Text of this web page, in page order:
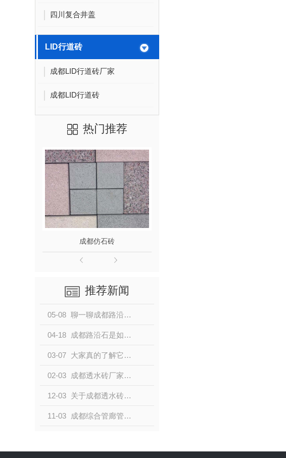
四川复合井盖
LID行道砖
成都LID行道砖厂家
成都LID行道砖
热门推荐
成都仿石砖
推荐新闻
05-08 聊一聊成都路沿石的用途及养护有哪些？
04-18 成都路沿石是如何倒角的？
03-07 大家真的了解它吗 --‘成都仿石砖’
02-03 成都透水砖厂家带你了解透水砖铺装的方法
12-03 关于成都透水砖的那些事儿
11-03 成都综合管廊管道施工要点